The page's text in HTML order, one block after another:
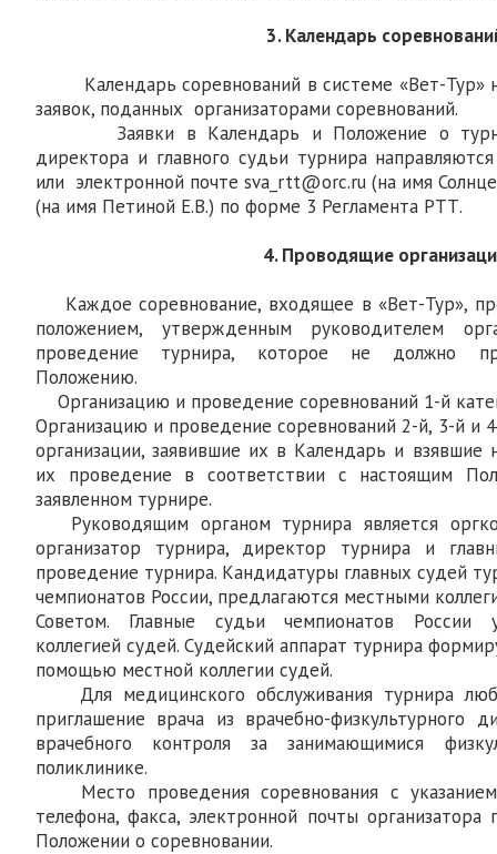
3. Календарь
Календарь соревнований в системе «Вет-Тур»
заявок, поданных организаторами соревнований.
Заявки в Календарь и Положение о
директора и главного судьи турнира
или электронной почте sva_rtt@orc.ru (на имя
(на имя Петиной Е.В.) по форме 3 Регламента РТТ.
4. Проводящие
Каждое соревнование, входящее в «Вет-Тур»,
положением, утвержденным руководителем
проведение турнира, которое не должно
Положению.
Организацию и проведение соревнований 1-й
Организацию и проведение соревнований 2-й, 3-й и
организации, заявившие их в Календарь и взявшие
их проведение в соответствии с настоящим
заявленном турнире.
Руководящим органом турнира является
организатор турнира, директор турнира и
проведение турнира. Кандидатуры главных судей
чемпионатов России, предлагаются местными
Советом. Главные судьи чемпионатов России
коллегией судей. Судейский аппарат турнира
помощью местной коллегии судей.
Для медицинского обслуживания турнира
приглашение врача из врачебно-физкультурного
врачебного контроля за занимающимися
поликлинике.
Место проведения соревнования с указанием
телефона, факса, электронной почты
Положении о соревновании.